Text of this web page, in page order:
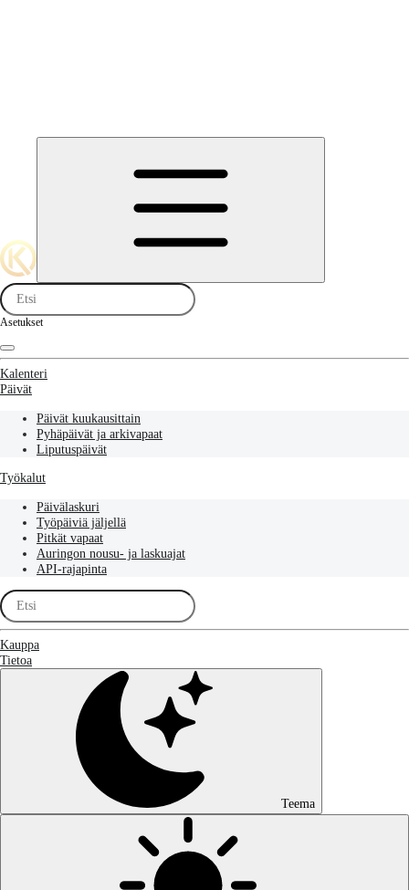
Asetukset
Kalenteri
Päivät
Päivät kuukausittain
Pyhäpäivät ja arkivapaat
Liputuspäivät
Työkalut
Päivälaskuri
Työpäiviä jäljellä
Pitkät vapaat
Auringon nousu- ja laskuajat
API-rajapinta
Kauppa
Tietoa
Teema